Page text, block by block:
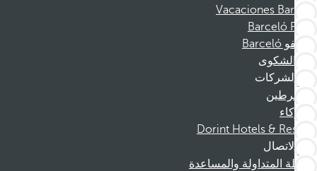
Vacaciones Barceló
Barceló Films
موظفو Barceló
قناة الشكوى
الشركات
المنخرطين
الشركاء
Dorint Hotels & Resorts
الاتصال
الأسئلة المتداولة والمساعدة